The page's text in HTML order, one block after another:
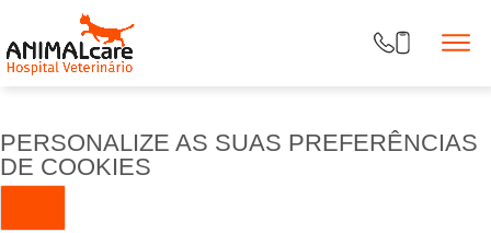
PERSONALIZE AS SUAS PREFERÊNCIAS
DE COOKIES